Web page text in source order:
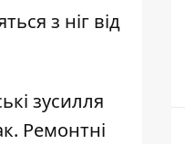
з ніг від
зусилля
Ремонтні